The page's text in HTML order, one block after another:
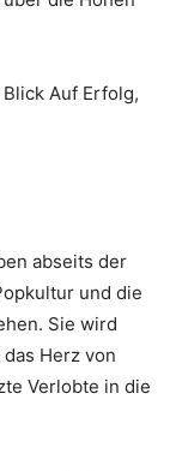
Blick Auf Erfolg,
abseits der
und die
Sie wird
Herz von
Verlobte in die